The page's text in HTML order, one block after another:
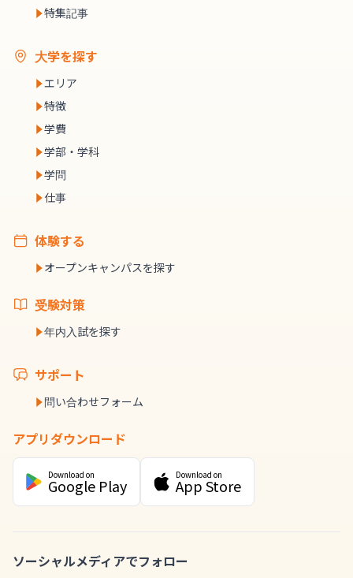
特集記事
大学を探す
エリア
特徴
学費
学部・学科
学問
仕事
体験する
オープンキャンパスを探す
受験対策
年内入試を探す
サポート
問い合わせフォーム
アプリダウンロード
Download on
Google Play
Download on
App Store
ソーシャルメディアでフォロー